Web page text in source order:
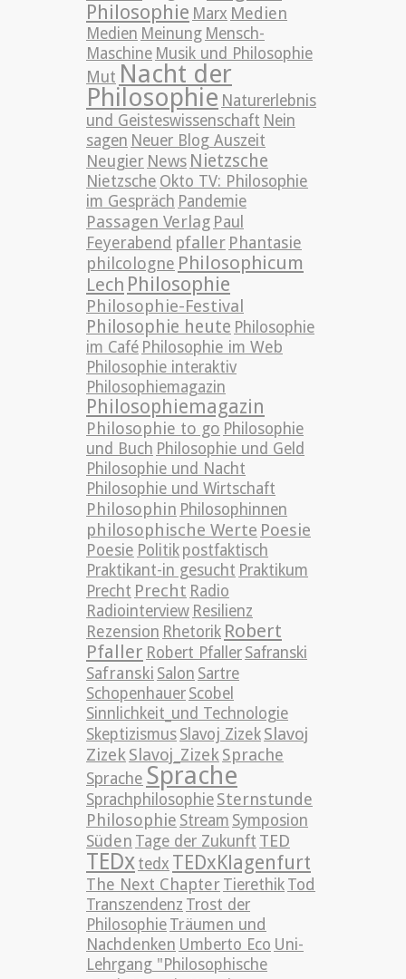
Philosophie Marx Medien
Medien Meinung Mensch-
Maschine Musik und Philosophie
Mut Nacht der
Philosophie Naturerlebnis
und Geisteswissenschaft Nein
sagen Neuer Blog Auszeit
Neugier News Nietzsche
Nietzsche Okto TV: Philosophie
im Gespräch Pandemie
Passagen Verlag Paul
Feyerabend pfaller Phantasie
philcologne Philosophicum
Lech Philosophie
Philosophie-Festival
Philosophie heute Philosophie
im Café Philosophie im Web
Philosophie interaktiv
Philosophiemagazin
Philosophiemagazin
Philosophie to go Philosophie
und Buch Philosophie und Geld
Philosophie und Nacht
Philosophie und Wirtschaft
Philosophin Philosophinnen
philosophische Werte Poesie
Poesie Politik postfaktisch
Praktikant-in gesucht Praktikum
Precht Precht Radio
Radiointerview Resilienz
Rezension Rhetorik Robert
Pfaller Robert Pfaller Safranski
Safranski Salon Sartre
Schopenhauer Scobel
Sinnlichkeit_und Technologie
Skeptizismus Slavoj Zizek Slavoj
ZizekSlavoj_Zizek Sprache
Sprache Sprache
Sprachphilosophie Sternstunde
Philosophie Stream Symposion
Süden Tage der Zukunft TED
TEDx tedx TEDxKlagenfurt
The Next Chapter Tierethik Tod
Transzendenz Trost der
Philosophie Träumen und
Nachdenken Umberto Eco Uni-
Lehrgang "Philosophische